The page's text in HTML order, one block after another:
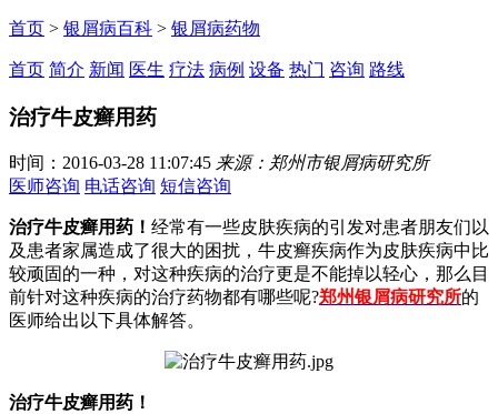
首页 > 银屑病百科 > 银屑病药物
首页 简介 新闻 医生 疗法 病例 设备 热门 咨询 路线
治疗牛皮癣用药
时间：2016-03-28 11:07:45 来源：郑州市银屑病研究所
医师咨询 电话咨询 短信咨询
治疗牛皮癣用药！ 经常有一些皮肤疾病的引发对患者朋友们以
及患者家属造成了很大的困扰，牛皮癣疾病作为皮肤疾病中比
较顽固的一种，对这种疾病的治疗更是不能掉以轻心，那么目
前针对这种疾病的治疗药物都有哪些呢?郑州银屑病研究所的
医师给出以下具体解答。
治疗牛皮癣用药！